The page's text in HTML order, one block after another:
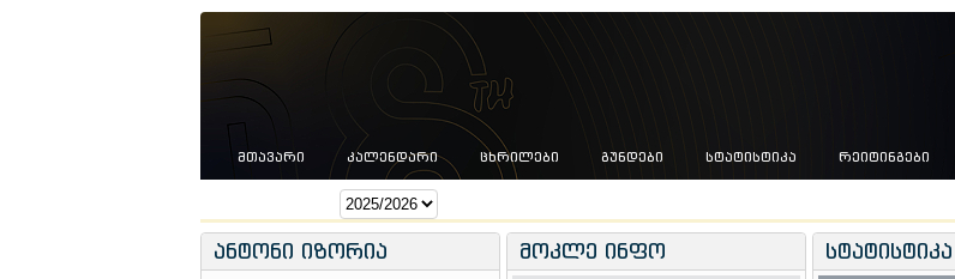
ᲛᲗᲐᲕᲐᲠᲘ ᲙᲐᲚᲔᲜᲓᲐᲠᲘ ᲪᲮᲠᲘᲚᲔᲑᲘ ᲒᲣᲜᲓᲔᲑᲘ ᲡᲢᲐᲢᲘᲡᲢᲘᲙᲐ ᲠᲔᲘᲢᲘᲜᲒᲔᲑᲘ
ანტონი იზორია მოკლე ინფო